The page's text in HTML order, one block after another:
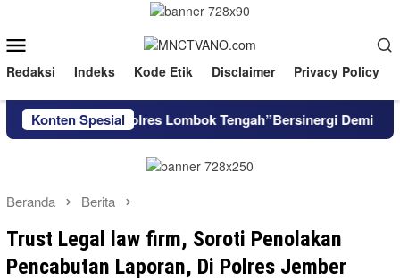
konten
Mobile
Redaksi Indeks Kode Etik Disclaimer Privacy Policy
Konten Spesial
Dan Kapolres Lombok Tengah”Bersinergi Demi Playanan
Beranda Berita
Trust Legal law firm, Soroti Penolakan
Pencabutan Laporan, Di Polres Jember